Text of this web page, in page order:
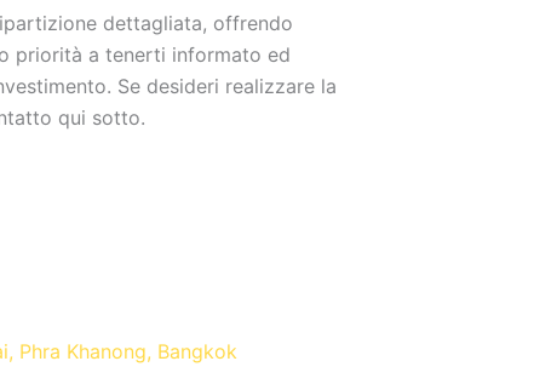
dettagliata, offrendo
priorità a tenerti informato ed
Se desideri realizzare la
qui sotto.
Phra Khanong, Bangkok